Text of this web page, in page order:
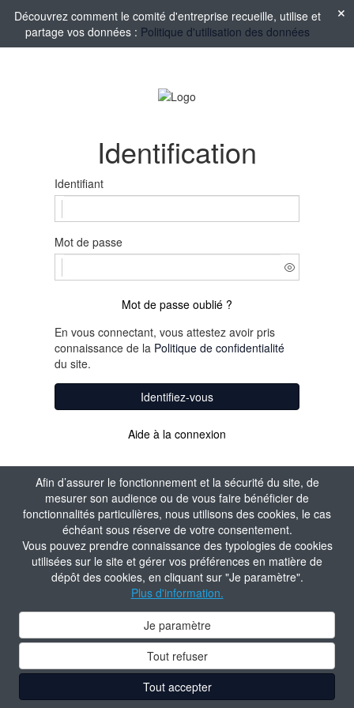
Afin d’assurer le fonctionnement et la sécurité du site, de
mesurer son audience ou de vous faire bénéficier de
fonctionnalités particulières, nous utilisons des cookies, le cas
échéant sous réserve de votre consentement.
Vous pouvez prendre connaissance des typologies de cookies
utilisées sur le site et gérer vos préférences en matière de
dépôt des cookies, en cliquant sur "Je paramètre".
Plus d'information.
Je paramètre
Tout refuser
Tout accepter
Découvrez comment le comité d'entreprise recueille, utilise et
partage vos données : Politique d'utilisation des données
Identification
Identifiant
Mot de passe
Mot de passe oublié ?
En vous connectant, vous attestez avoir pris
connaissance de la Politique de confidentialité
du site.
Identifiez-vous
Aide à la connexion